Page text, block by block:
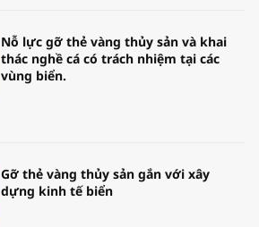
Nỗ lực gỡ thẻ vàng thủy sản và khai
thác nghề cá có trách nhiệm tại các
vùng biển.
Gỡ thẻ vàng thủy sản gắn với xây
dựng kinh tế biển